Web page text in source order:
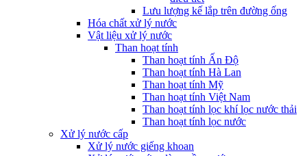
Lưu lượng kế lắp trên đường ống
Hóa chất xử lý nước
Vật liệu xử lý nước
Than hoạt tính
Than hoạt tính Ấn Độ
Than hoạt tính Hà Lan
Than hoạt tính Mỹ
Than hoạt tính Việt Nam
Than hoạt tính lọc khí lọc nước thải
Than hoạt tính lọc nước
Xử lý nước cấp
Xử lý nước giếng khoan